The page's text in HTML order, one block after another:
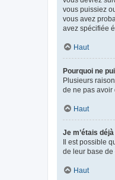
vous puissiez
vous avez
avez spécifiée
Haut
Pourquoi ne
Plusieurs
de ne pas avoir
Haut
Je m’étais
Il est possible
de leur base de
Haut